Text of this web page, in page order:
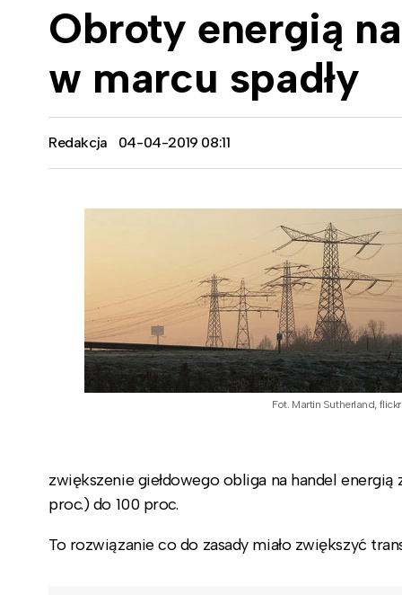
Obroty energią
w marcu spadły
Redakcja 04-04-2019 08:11
Fot. Martin Sutherland,
zwiększenie giełdowego obliga na handel
proc.) do 100 proc.
To rozwiązanie co do zasady miało zwiększyć